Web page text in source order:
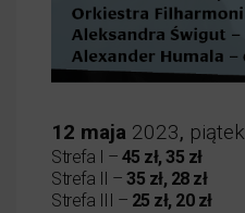
12 maja 2023, piątek
Strefa I – 45 zł, 35 zł
Strefa II – 35 zł, 28 zł
Strefa III – 25 zł, 20 zł